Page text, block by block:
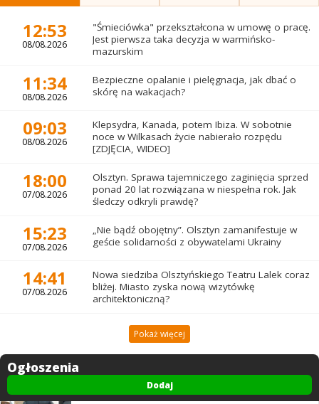
12:53
08/08.2026
"Śmieciówka" przekształcona w umowę o pracę.
Jest pierwsza taka decyzja w warmińsko-
mazurskim
11:34
08/08.2026
Bezpieczne opalanie i pielęgnacja, jak dbać o
skórę na wakacjach?
09:03
08/08.2026
Klepsydra, Kanada, potem Ibiza. W sobotnie
noce w Wilkasach życie nabierało rozpędu
[ZDJĘCIA, WIDEO]
18:00
07/08.2026
Olsztyn. Sprawa tajemniczego zaginięcia sprzed
ponad 20 lat rozwiązana w niespełna rok. Jak
śledczy odkryli prawdę?
15:23
07/08.2026
„Nie bądź obojętny”. Olsztyn zamanifestuje w
geście solidarności z obywatelami Ukrainy
14:41
07/08.2026
Nowa siedziba Olsztyńskiego Teatru Lalek coraz
bliżej. Miasto zyska nową wizytówkę
architektoniczną?
Pokaż więcej
Ogłoszenia
Dodaj